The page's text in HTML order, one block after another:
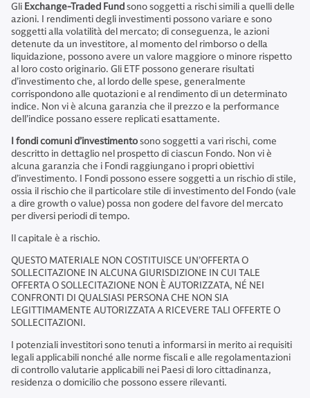
Gli Exchange-Traded Fundsono soggetti a rischi simili a quelli delle
azioni. I rendimenti degli investimenti possono variare e sono
soggetti alla volatilità del mercato; di conseguenza, le azioni
detenute da un investitore, al momento del rimborso o della
liquidazione, possono avere un valore maggiore o minore rispetto
al loro costo originario. Gli ETF possono generare risultati
d’investimento che, al lordo delle spese, generalmente
corrispondono alle quotazioni e al rendimento di un determinato
indice. Non vi è alcuna garanzia che il prezzo e la performance
dell’indice possano essere replicati esattamente.
I fondi comuni d’investimentosono soggetti a vari rischi, come
descritto in dettaglio nel prospetto di ciascun Fondo. Non vi è
alcuna garanzia che i Fondi raggiungano i propri obiettivi
d’investimento. I Fondi possono essere soggetti a un rischio di stile,
ossia il rischio che il particolare stile di investimento del Fondo (vale
a dire growth o value) possa non godere del favore del mercato
per diversi periodi di tempo.
Il capitale è a rischio.
QUESTO MATERIALE NON COSTITUISCE UN’OFFERTA O
SOLLECITAZIONE IN ALCUNA GIURISDIZIONE IN CUI TALE
OFFERTA O SOLLECITAZIONE NON È AUTORIZZATA, NÉ NEI
CONFRONTI DI QUALSIASI PERSONA CHE NON SIA
LEGITTIMAMENTE AUTORIZZATA A RICEVERE TALI OFFERTE O
SOLLECITAZIONI.
I potenziali investitori sono tenuti a informarsi in merito ai requisiti
legali applicabili nonché alle norme fiscali e alle regolamentazioni
di controllo valutarie applicabili nei Paesi di loro cittadinanza,
residenza o domicilio che possono essere rilevanti.